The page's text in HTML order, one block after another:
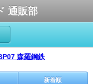
通販部
森羅鋼鉄
新着順